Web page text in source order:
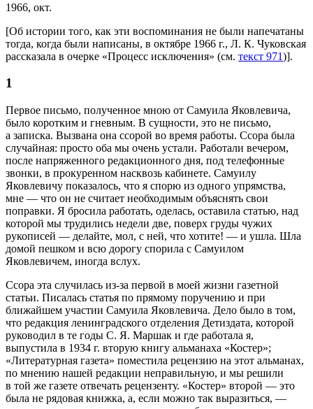
1966, окт.
[Об истории того, как эти воспоминания не были напечатаны
тогда, когда были написаны, в октябре 1966 г., Л. К. Чуковская
рассказала в очерке «Процесс исключения» (см. текст 971)].
1
Первое письмо, полученное мною от Самуила Яковлевича,
было коротким и гневным. В сущности, это не письмо,
а записка. Вызвана она ссорой во время работы. Ссора была
случайная: просто оба мы очень устали. Работали вечером,
после напряженного редакционного дня, под телефонные
звонки, в прокуренном насквозь кабинете. Самуилу
Яковлевичу показалось, что я спорю из одного упрямства,
мне — что он не считает необходимым объяснять свои
поправки. Я бросила работать, оделась, оставила статью, над
которой мы трудились недели две, поверх груды чужих
рукописей — делайте, мол, с ней, что хотите! — и ушла. Шла
домой пешком и всю дорогу спорила с Самуилом
Яковлевичем, иногда вслух.
Ссора эта случилась из-за первой в моей жизни газетной
статьи. Писалась статья по прямому поручению и при
ближайшем участии Самуила Яковлевича. Дело было в том,
что редакция ленинградского отделения Детиздата, которой
руководил в те годы С. Я. Маршак и где работала я,
выпустила в 1934 г. вторую книгу альманаха «Костер»;
«Литературная газета» поместила рецензию на этот альманах,
по мнению нашей редакции неправильную, и мы решили
в той же газете отвечать рецензенту. «Костер» второй — это
была не рядовая книжка, а, если можно так выразиться, —